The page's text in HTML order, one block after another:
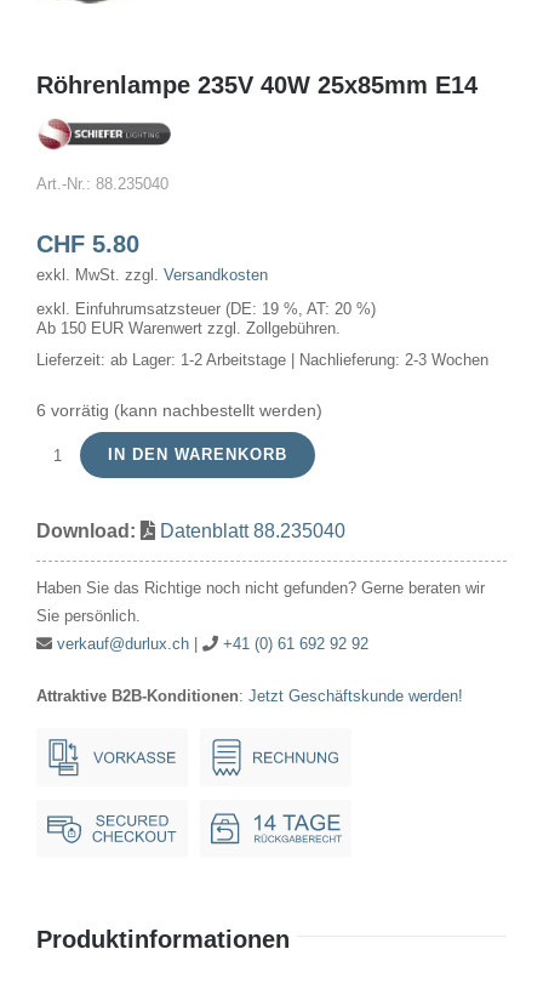
Röhrenlampe 235V 40W 25x85mm E14
Art.-Nr.: 88.235040
CHF5.80
exkl. MwSt. zzgl. Versandkosten
exkl. Einfuhrumsatzsteuer (DE: 19 %, AT: 20 %)
Ab 150 EUR Warenwert zzgl. Zollgebühren.
Lieferzeit: ab Lager: 1-2 Arbeitstage | Nachlieferung: 2-3 Wochen
6 vorrätig (kann nachbestellt werden)
Röhrenlampe
40W
Menge
IN DEN WARENKORB
Download: Datenblatt 88.235040
Haben Sie das Richtige noch nicht gefunden? Gerne beraten wir
Sie persönlich.
verkauf@durlux.ch| +41 (0) 61 692 92 92
Attraktive B2B-Konditionen: Jetzt Geschäftskunde werden!
Produktinformationen